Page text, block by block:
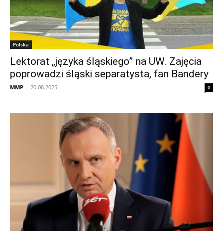
Polska
Lektorat „języka śląskiego” na UW. Zajęcia
poprowadzi śląski separatysta, fan Bandery
MMP - 20.08.2025 0